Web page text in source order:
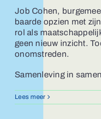
Job Cohen,
baarde opzien met
rol als
geen nieuw inzicht.
onomstreden.
Samenleving in
Lees meer